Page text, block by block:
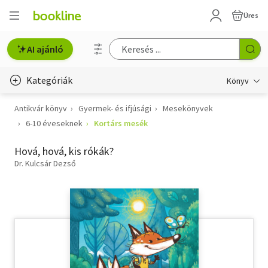
Üres
AI ajánló
Kategóriák Könyv
Életmód, egészség
Gyermek- és ifjúsági
Hobbi, szabadidő
Antikvár könyv Gyermek- és ifjúsági
Mesekönyvek
6-10 éveseknek
Kortárs mesék
Hová, hová, kis rókák?
Dr. Kulcsár Dezső